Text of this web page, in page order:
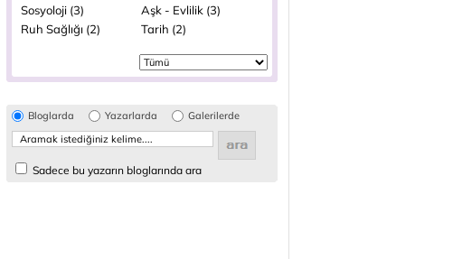
Sosyoloji (3)
Aşk - Evlilik (3)
Ruh Sağlığı (2)
Tarih (2)
Bloglarda Yazarlarda Galerilerde
Sadece bu yazarın bloglarında ara